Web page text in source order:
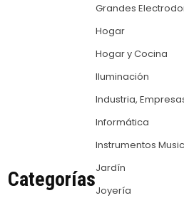
Categorías
Grandes
Hogar
Hogar y Cocina
Iluminación
Industria,
Informática
Instrumentos
Jardín
Joyería